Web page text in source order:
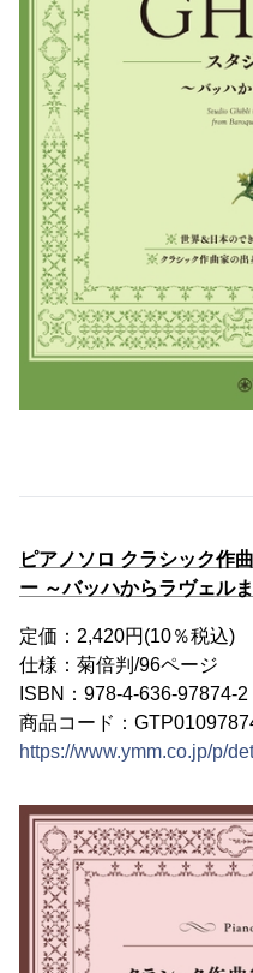
ピアノソロ クラシック作
ー ～バッハからラヴェル
定価：2,420円(10％税込)
仕様：菊倍判/96ページ
ISBN：978-4-636-97874-2
商品コード：
https://www.ymm.co.jp/p/